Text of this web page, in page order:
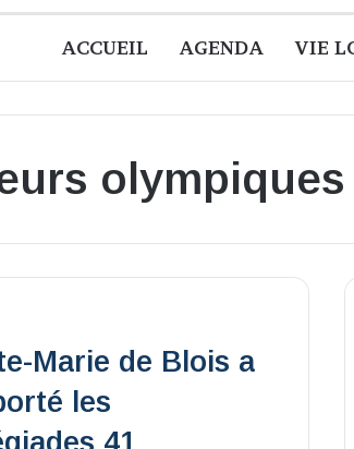
ACCUEIL AGENDA VIE
olympiques
Marie de Blois a
les
41